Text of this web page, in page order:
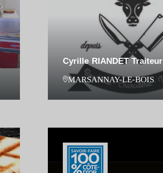
Cyrille RIANDET Traiteur
MARSANNAY-LE-BOIS